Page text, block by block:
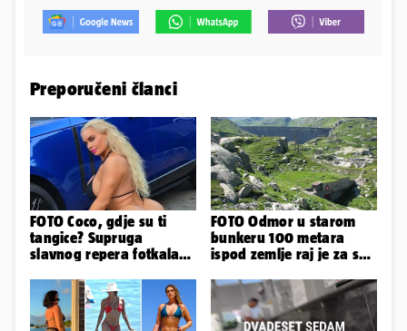
Preporučeni članci
FOTO Coco, gdje su ti
tangice? Supruga
slavnog repera fotkala
sve
FOTO Odmor u starom
bunkeru 100 metara
ispod zemlje raj je za sva